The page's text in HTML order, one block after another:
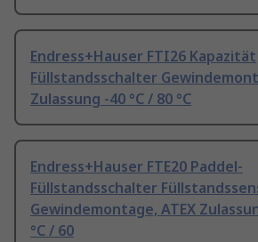
Endress+Hauser FTI26 Kapazität
Füllstandsschalter
Zulassung -40 °C / 80 °C
Endress+Hauser FTE20 Paddel-
Füllstandsschalter
Gewindemontage, ATEX
°C / 60